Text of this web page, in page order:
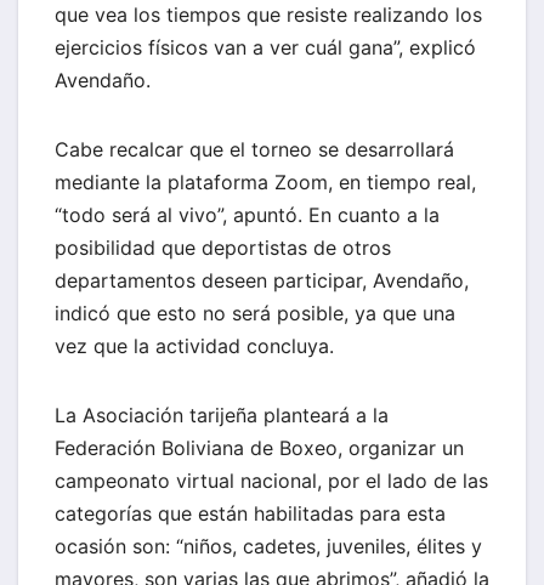
que vea los tiempos que resiste realizando los
ejercicios físicos van a ver cuál gana”, explicó
Avendaño.
Cabe recalcar que el torneo se desarrollará
mediante la plataforma Zoom, en tiempo real,
“todo será al vivo”, apuntó. En cuanto a la
posibilidad que deportistas de otros
departamentos deseen participar, Avendaño,
indicó que esto no será posible, ya que una
vez que la actividad concluya.
La Asociación tarijeña planteará a la
Federación Boliviana de Boxeo, organizar un
campeonato virtual nacional, por el lado de las
categorías que están habilitadas para esta
ocasión son: “niños, cadetes, juveniles, élites y
mayores, son varias las que abrimos”, añadió la